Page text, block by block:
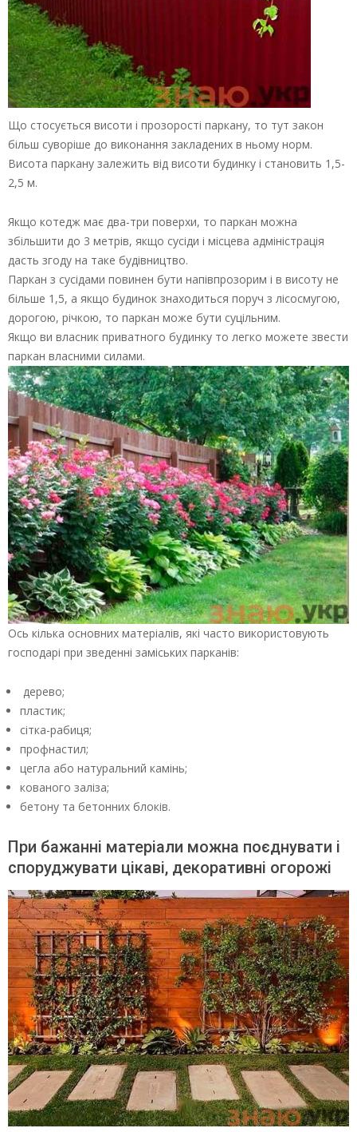
Що стосується висоти і прозорості паркану, то тут закон
більш суворіше до виконання закладених в ньому норм.
Висота паркану залежить від висоти будинку і становить 1,5-
2,5 м.
Якщо котедж має два-три поверхи, то паркан можна
збільшити до 3 метрів, якщо сусіди і місцева адміністрація
дасть згоду на таке будівництво.
Паркан з сусідами повинен бути напівпрозорим і в висоту не
більше 1,5, а якщо будинок знаходиться поруч з лісосмугою,
дорогою, річкою, то паркан може бути суцільним.
Якщо ви власник приватного будинку то легко можете звести
паркан власними силами.
Ось кілька основних матеріалів, які часто використовують
господарі при зведенні заміських парканів:
дерево;
пластик;
сітка-рабиця;
профнастил;
цегла або натуральний камінь;
кованого заліза;
бетону та бетонних блоків.
При бажанні матеріали можна поєднувати і
споруджувати цікаві, декоративні огорожі